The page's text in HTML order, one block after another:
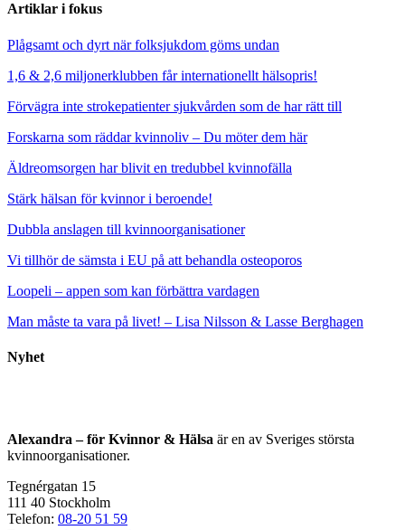
Artiklar i fokus
Plågsamt och dyrt när folksjukdom göms undan
1,6 & 2,6 miljonerklubben får internationellt hälsopris!
Förvägra inte strokepatienter sjukvården som de har rätt till
Forskarna som räddar kvinnoliv – Du möter dem här
Äldreomsorgen har blivit en tredubbel kvinnofälla
Stärk hälsan för kvinnor i beroende!
Dubbla anslagen till kvinnoorganisationer
Vi tillhör de sämsta i EU på att behandla osteoporos
Loopeli – appen som kan förbättra vardagen
Man måste ta vara på livet! – Lisa Nilsson & Lasse Berghagen
Nyhet
Alexandra – för Kvinnor & Hälsa är en av Sveriges största
kvinnoorganisationer.
Tegnérgatan 15
111 40 Stockholm
Telefon: 08-20 51 59